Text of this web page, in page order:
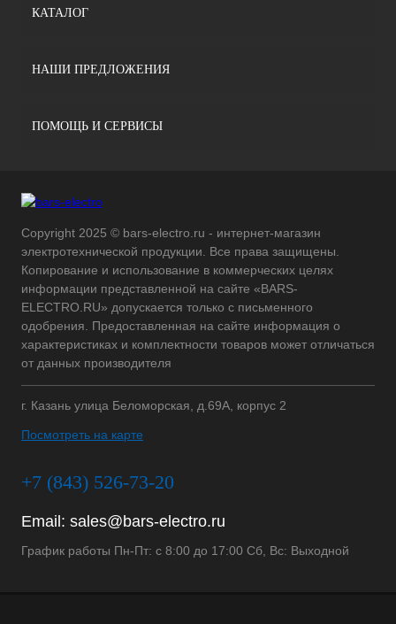
КАТАЛОГ
НАШИ ПРЕДЛОЖЕНИЯ
ПОМОЩЬ И СЕРВИСЫ
Copyright 2025 © bars-electro.ru - интернет-магазин
электротехнической продукции. Все права защищены.
Копирование и использование в коммерческих целях
информации представленной на сайте «BARS-
ELECTRO.RU» допускается только с письменного
одобрения. Предоставленная на сайте информация о
характеристиках и комплектности товаров может отличаться
от данных производителя
г. Казань улица Беломорская, д.69А, корпус 2
Посмотреть на карте
+7 (843) 526-73-20
Email: sales@bars-electro.ru
График работы Пн-Пт: с 8:00 до 17:00 Сб, Вс: Выходной